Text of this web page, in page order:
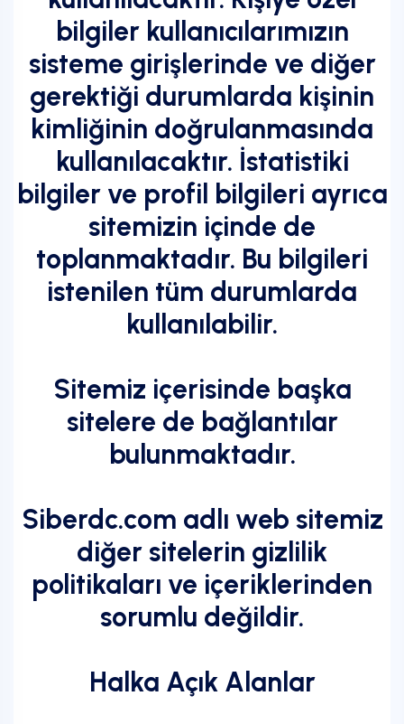
bilgiler kullanıcılarımızın
sisteme girişlerinde ve diğer
gerektiği durumlarda kişinin
kimliğinin doğrulanmasında
kullanılacaktır. İstatistiki
bilgiler ve profil bilgileri ayrıca
sitemizin içinde de
toplanmaktadır. Bu bilgileri
istenilen tüm durumlarda
kullanılabilir.
Sitemiz içerisinde başka
sitelere de bağlantılar
bulunmaktadır.
Siberdc.com adlı web sitemiz
diğer sitelerin gizlilik
politikaları ve içeriklerinden
sorumlu değildir.
Halka Açık Alanlar